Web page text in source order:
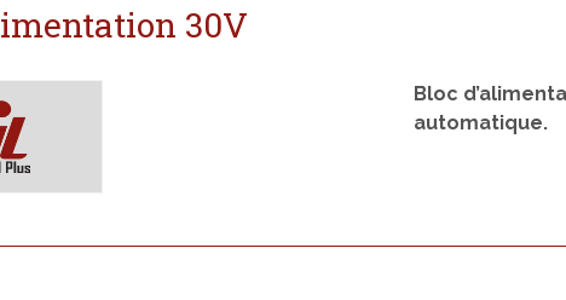
30V
Bloc
automatique.